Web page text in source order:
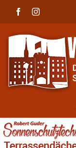
FacebookInstagram